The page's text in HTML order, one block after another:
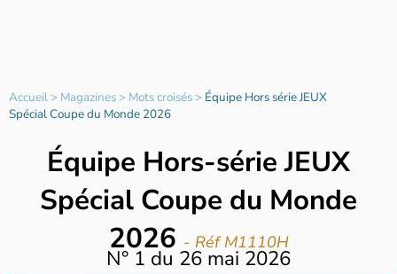
Accueil> Magazines> Mots croisés> Équipe Hors série JEUX
Spécial Coupe du Monde 2026
Équipe Hors-série JEUX
Spécial Coupe du Monde
2026 - Réf M1110H
N° 1 du 26 mai 2026